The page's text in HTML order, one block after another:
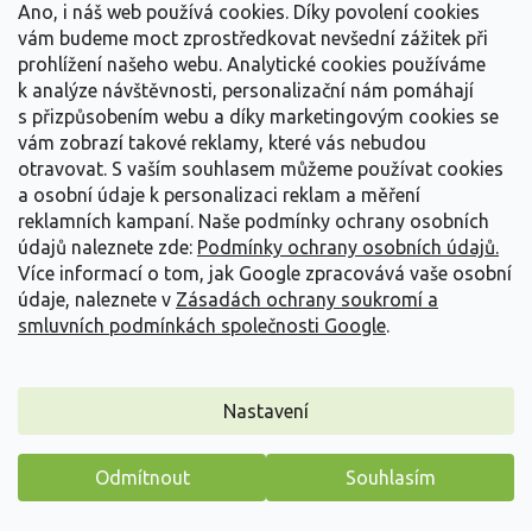
Ano, i náš web používá cookies. Díky povolení cookies
vám budeme moct zprostředkovat nevšední zážitek při
prohlížení našeho webu. Analytické cookies používáme
k analýze návštěvnosti, personalizační nám pomáhají
s přizpůsobením webu a díky marketingovým cookies se
vám zobrazí takové reklamy, které vás nebudou
otravovat. S vaším souhlasem můžeme používat cookies
a osobní údaje k personalizaci reklam a měření
reklamních kampaní. Naše podmínky ochrany osobních
údajů naleznete zde: Podmínky ochrany osobních údajů.
Více informací o tom, jak Google zpracovává vaše osobní
údaje, naleznete v Zásadách ochrany soukromí a
smluvních podmínkách společnosti Google.
Nastavení
Odmítnout Souhlasím
Lípa Miquelova
Vyprodáno
Máme pro vás malý dárek